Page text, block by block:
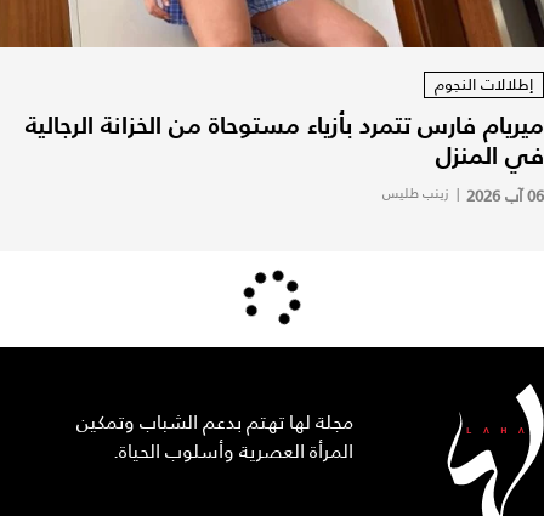
إطلالات النجوم
ميريام فارس تتمرد بأزياء مستوحاة من الخزانة الرجالية
في المنزل
06 آب 2026 | زينب طليس
مجلة لها تهتم بدعم الشباب وتمكين
المرأة العصرية وأسلوب الحياة.